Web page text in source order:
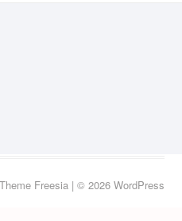
Theme Freesia | © 2026 WordPress